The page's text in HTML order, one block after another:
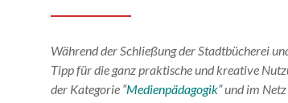
Während der Schließung der Stadtbücherei
Tipp für die ganz praktische und kreative
der Kategorie “Medienpädagogik” und im